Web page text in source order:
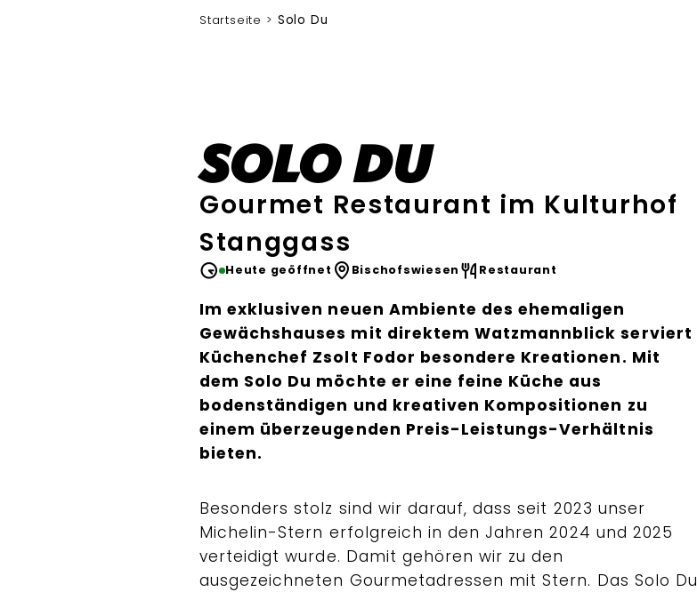
Startseite Solo Du
Solo Du
Gourmet Restaurant im Kulturhof
Stanggass
Heute geöffnet Bischofswiesen Restaurant
Im exklusiven neuen Ambiente des ehemaligen
Gewächshauses mit direktem Watzmannblick serviert
Küchenchef Zsolt Fodor besondere Kreationen. Mit
dem Solo Du möchte er eine feine Küche aus
bodenständigen und kreativen Kompositionen zu
einem überzeugenden Preis-Leistungs-Verhältnis
bieten.
Besonders stolz sind wir darauf, dass seit 2023 unser
Michelin-Stern erfolgreich in den Jahren 2024 und 2025
verteidigt wurde. Damit gehören wir zu den
ausgezeichneten Gourmetadressen mit Stern. Das Solo Du